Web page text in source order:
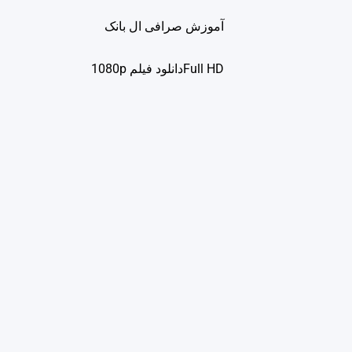
آموزش صرافی ال بانک
Full HDدانلود فيلم 1080p